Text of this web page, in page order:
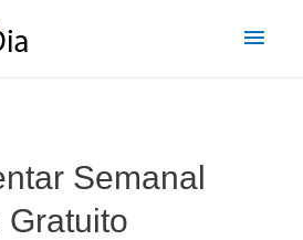
Main
Semanal
Gratuito